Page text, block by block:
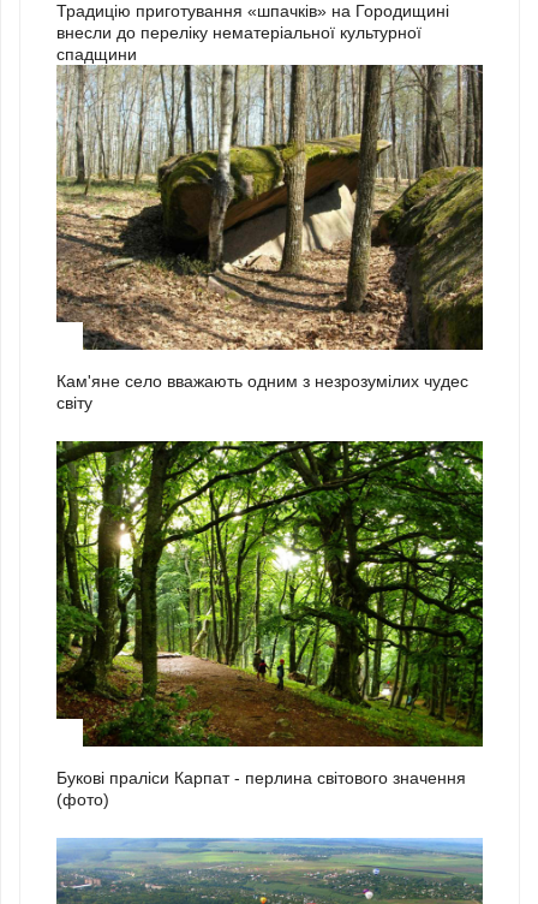
Традицію приготування «шпачків» на Городищині
внесли до переліку нематеріальної культурної
спадщини
Кам'яне село вважають одним з незрозумілих чудес
світу
Букові праліси Карпат - перлина світового значення
(фото)